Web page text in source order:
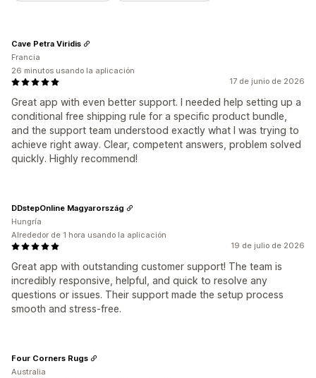
17 de junio de 2026
Great app with even better support. I needed help setting up a
conditional free shipping rule for a specific product bundle,
and the support team understood exactly what I was trying to
achieve right away. Clear, competent answers, problem solved
quickly. Highly recommend!
Cave Petra Viridis
Francia
26 minutos usando la aplicación
19 de julio de 2026
Great app with outstanding customer support! The team is
incredibly responsive, helpful, and quick to resolve any
questions or issues. Their support made the setup process
smooth and stress-free.
DDstepOnline Magyarország
Hungría
Alrededor de 1 hora usando la aplicación
Four Corners Rugs
Australia